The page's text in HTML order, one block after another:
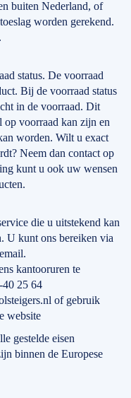
buiten Nederland, of
worden gerekend.
status. De voorraad
Bij de voorraad status
in de voorraad. Dit
op voorraad kan zijn en
worden. Wilt u exact
Neem dan contact op
kunt u ook uw wensen
die u uitstekend kan
U kunt ons bereiken via
kantooruren te
40 25 64
of gebruik
website
gestelde eisen
binnen de Europese